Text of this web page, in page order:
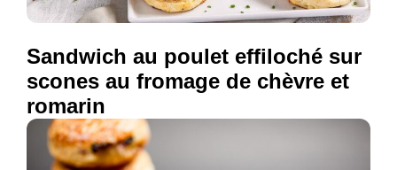
Sandwich au poulet effiloché sur
scones au fromage de chèvre et
romarin